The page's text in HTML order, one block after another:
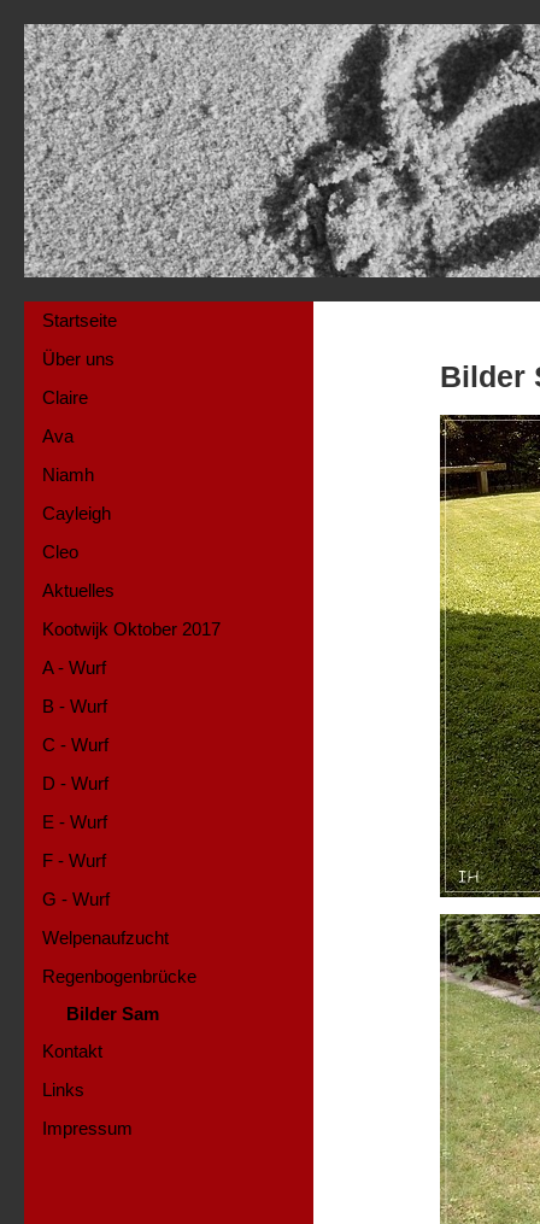
Bilder
Startseite
Über uns
Claire
Ava
Niamh
Cayleigh
Cleo
Aktuelles
Kootwijk Oktober 2017
A - Wurf
B - Wurf
C - Wurf
D - Wurf
E - Wurf
F - Wurf
G - Wurf
Welpenaufzucht
Regenbogenbrücke
Bilder Sam
Kontakt
Links
Impressum